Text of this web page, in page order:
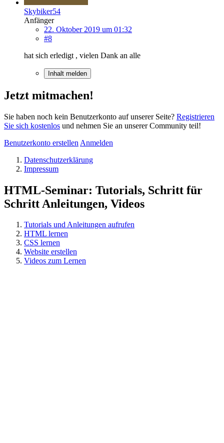
Skybiker54
Anfänger
22. Oktober 2019 um 01:32
#8
hat sich erledigt , vielen Dank an alle
Inhalt melden
Jetzt mitmachen!
Sie haben noch kein Benutzerkonto auf unserer Seite? Registrieren
Sie sich kostenlos und nehmen Sie an unserer Community teil!
Benutzerkonto erstellen Anmelden
Datenschutzerklärung
Impressum
HTML-Seminar: Tutorials, Schritt für
Schritt Anleitungen, Videos
Tutorials und Anleitungen aufrufen
HTML lernen
CSS lernen
Website erstellen
Videos zum Lernen